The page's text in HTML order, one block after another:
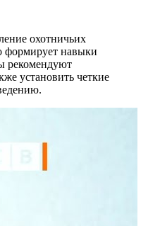
охотничьих
формирует навыки
рекомендуют
установить четкие